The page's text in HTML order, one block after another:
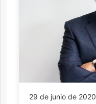
29 de junio de 2020